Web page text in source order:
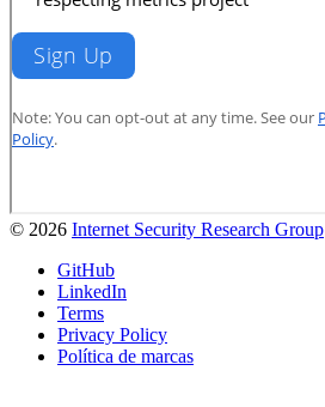
© 2026 Internet Security Research Group
GitHub
LinkedIn
Terms
Privacy Policy
Política de marcas